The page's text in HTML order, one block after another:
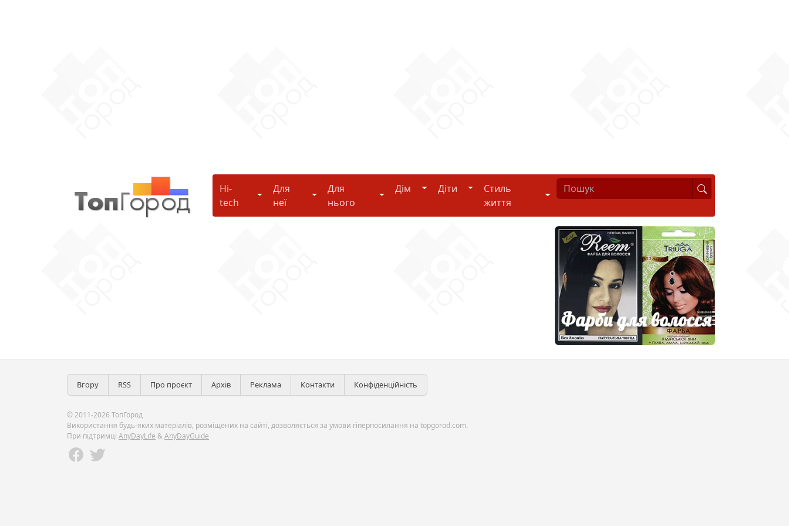
Hi-
tech
Hi-tech
Для
неї
Для неї
Для
нього
Для нього
Дім Дім Діти ДітиСтиль
життя
Стиль життя
Вгору RSS Про проєкт Архів Реклама Контакти Конфіденційність
© 2011-2026 ТопГород
Використання будь-яких матеріалів, розміщених на сайті, дозволяється за умови гіперпосилання на topgorod.com.
При підтримці AnyDayLife &AnyDayGuide